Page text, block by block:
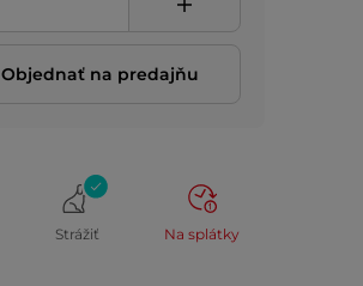
Objednať na predajňu
Strážiť Na splátky